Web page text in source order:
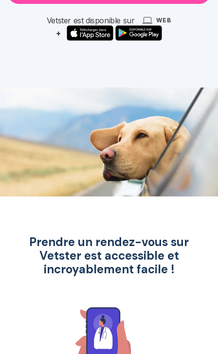
Vetster est disponible sur WEB
+
Prendre un rendez-vous sur
Vetster est accessible et
incroyablement facile !